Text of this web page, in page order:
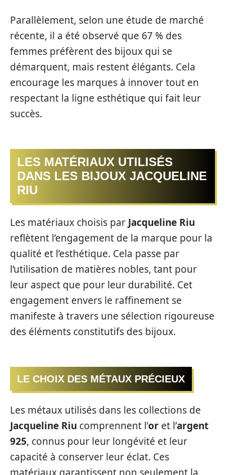
Parallèlement, selon une étude de marché
récente, il a été observé que 67 % des
femmes préfèrent des bijoux qui se
démarquent, mais restent élégants. Cela
encourage les marques à innover tout en
respectant la ligne esthétique qui fait leur
succès.
LES MATÉRIAUX UTILISÉS
DANS LES BIJOUX JACQUELINE
RIU
Les matériaux choisis par Jacqueline Riu
reflètent l’engagement de la marque pour la
qualité et l’esthétique. Cela passe par
l’utilisation de matières nobles, tant pour
leur aspect que pour leur durabilité. Cet
engagement envers le raffinement se
manifeste à travers une sélection rigoureuse
des éléments constitutifs des bijoux.
LE CHOIX DES MÉTAUX PRÉCIEUX
Les métaux utilisés dans les collections de
Jacqueline Riu comprennent l’or et l’argent
925, connus pour leur longévité et leur
capacité à conserver leur éclat. Ces
matériaux garantissent non seulement la